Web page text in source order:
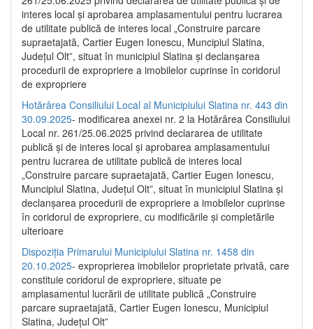
interes local și aprobarea amplasamentului pentru lucrarea
de utilitate publică de interes local „Construire parcare
supraetajată, Cartier Eugen Ionescu, Muncipiul Slatina,
Județul Olt”, situat în municipiul Slatina și declanșarea
procedurii de expropriere a imobilelor cuprinse în coridorul
de expropriere
Hotărârea Consiliului Local al Municipiului Slatina nr. 443 din
30.09.2025- modificarea anexei nr. 2 la Hotărârea Consiliului
Local nr. 261/25.06.2025 privind declararea de utilitate
publică şi de interes local şi aprobarea amplasamentului
pentru lucrarea de utilitate publică de interes local
„Construire parcare supraetajată, Cartier Eugen Ionescu,
Muncipiul Slatina, Judeţul Olt”, situat în municipiul Slatina şi
declanşarea procedurii de expropriere a imobilelor cuprinse
în coridorul de expropriere, cu modificările şi completările
ulterioare
Dispoziția Primarului Municipiului Slatina nr. 1458 din
20.10.2025- exproprierea imobilelor proprietate privată, care
constituie coridorul de expropriere, situate pe
amplasamentul lucrării de utilitate publică „Construire
parcare supraetajată, Cartier Eugen Ionescu, Municipiul
Slatina, Județul Olt”